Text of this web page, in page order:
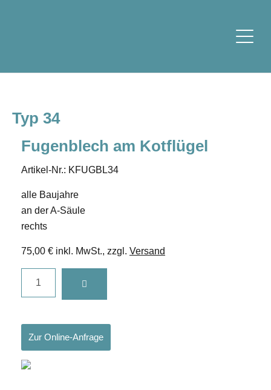
Typ 34
Fugenblech am Kotflügel
Artikel-Nr.: KFUGBL34
alle Baujahre
an der A-Säule
rechts
75,00 € inkl. MwSt., zzgl. Versand
Zur Online-Anfrage